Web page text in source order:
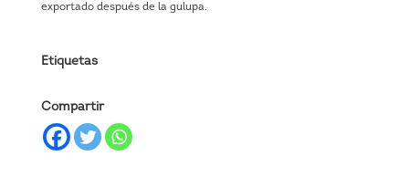
exportado después de la gulupa.
Etiquetas
Compartir